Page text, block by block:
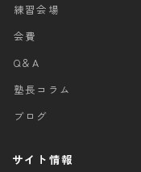
練習会場
会費
Q＆A
塾長コラム
ブログ
サイト情報